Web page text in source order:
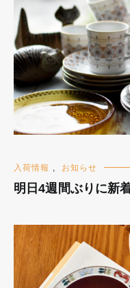
入荷情報 お知らせ
明日4週間ぶりに新